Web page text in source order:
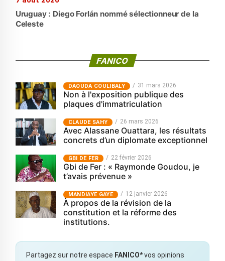
Uruguay : Diego Forlán nommé sélectionneur de la
Celeste
FANICO
‎DAOUDA COULIBALY 31 mars 2026
Non à l'exposition publique des
plaques d'immatriculation
CLAUDE SAHY 26 mars 2026
Avec Alassane Ouattara, les résultats
concrets d’un diplomate exceptionnel
GBI DE FER 22 février 2026
Gbi de Fer : « Raymonde Goudou, je
t’avais prévenue »
MANDIAYE GAYE 12 janvier 2026
À propos de la révision de la
constitution et la réforme des
institutions.
Partagez sur notre espace FANICO*vos opinions